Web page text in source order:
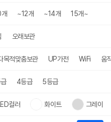
~12개 ~14개 15개~
오래보관
목적맞춤보관 UP가전 WiFi 움
4등급 5등급
컬러 화이트 그레이